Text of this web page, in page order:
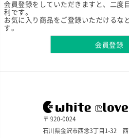
会員登録をしていただきますと、二度
利です。
お気に入り商品をご登録いただけるな
す。
会員登録
〒 920-0024
石川県金沢市西念3丁目1-32 西